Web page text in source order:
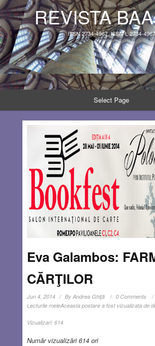
REVISTA
ISSN 2734-4967, ISSN-L 2734-4967
Select Page
Eva Galambos:
CĂRŢILOR
Jun 4, 2014 By Andrea Ghiţă 0 Comments
Lecturile meleAceasta postare a fost vizualizata de
Vizualizari: 614
Număr vizualizări 614 ori